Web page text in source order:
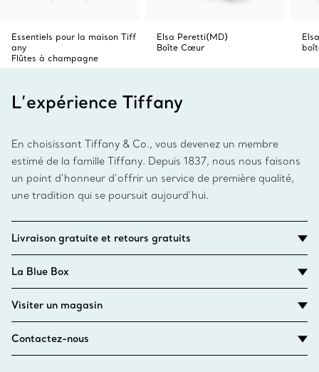
Essentiels pour la maison Tiff
any
Flûtes à champagne
Elsa Peretti(MD)
Boîte Cœur
L’expérience Tiffany
En choisissant Tiffany & Co., vous devenez un membre
estimé de la famille Tiffany. Depuis 1837, nous nous faisons
un point d’honneur d’offrir un service de première qualité,
une tradition qui se poursuit aujourd’hui.
Livraison gratuite et retours gratuits
La Blue Box
Visiter un magasin
Contactez-nous